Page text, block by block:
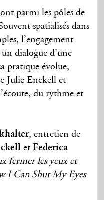
parmi les pôles de
spatialisés dans
l’engagement
dialogue d’une
pratique évolue,
Julie Enckell et
du rythme et
, entretien de
etFederica
fermer les yeux et
I Can Shut My Eyes